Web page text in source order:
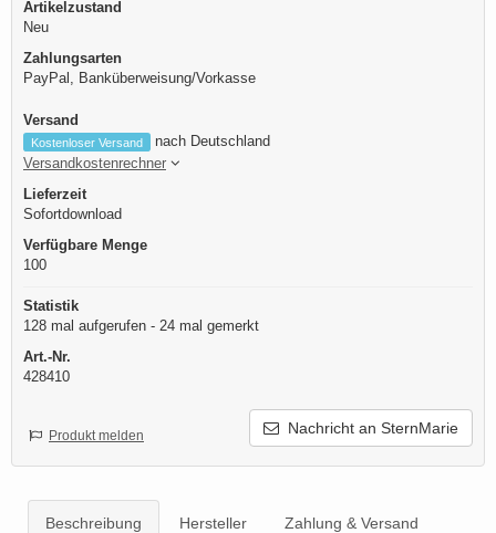
Artikelzustand
Neu
Zahlungsarten
PayPal, Banküberweisung/Vorkasse
Versand
Kostenloser Versand
nach Deutschland
Versandkostenrechner
Lieferzeit
Sofortdownload
Verfügbare Menge
100
Statistik
128 mal aufgerufen - 24 mal gemerkt
Art.-Nr.
428410
Nachricht an SternMarie
Produkt melden
Beschreibung Hersteller Zahlung & Versand